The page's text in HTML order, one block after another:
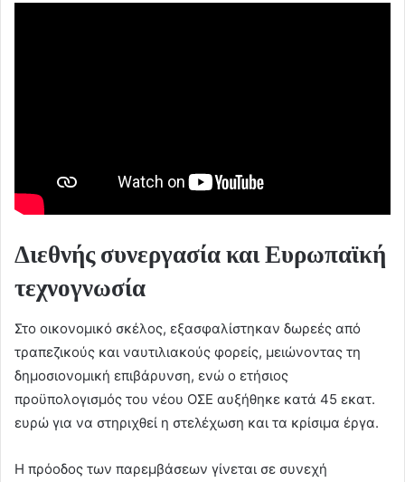
Διεθνής συνεργασία και Ευρωπαϊκή
τεχνογνωσία
Στο οικονομικό σκέλος, εξασφαλίστηκαν δωρεές από
τραπεζικούς και ναυτιλιακούς φορείς, μειώνοντας τη
δημοσιονομική επιβάρυνση, ενώ ο ετήσιος
προϋπολογισμός του νέου ΟΣΕ αυξήθηκε κατά 45 εκατ.
ευρώ για να στηριχθεί η στελέχωση και τα κρίσιμα έργα.
Η πρόοδος των παρεμβάσεων γίνεται σε συνεχή